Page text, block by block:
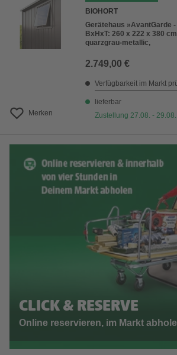
Merken
BIOHORT
Gerätehaus »AvantGarde
BxHxT: 260 x 222 x 380
quarzgrau-metallic,
2.749,00 €
Verfügbarkeit im Markt
lieferbar
Zustellung 27.08. - 29.08.
CLICK & RESERVE
Online reservieren, im Markt